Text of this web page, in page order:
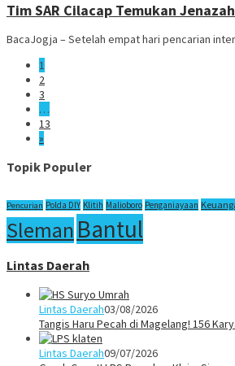
Tim SAR Cilacap Temukan
BacaJogja – Setelah empat hari pencarian
1
2
3
…
13
»
Topik Populer
Pencurian Polda DIY Klitih Malioboro Penganiayaan
Sleman Bantul
Lintas Daerah
Lintas Daerah03/08/2026
Tangis Haru Pecah di Magelang! 156
Lintas Daerah09/07/2026